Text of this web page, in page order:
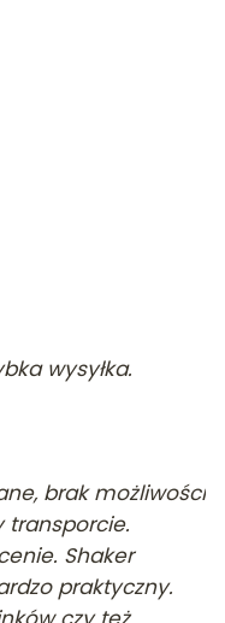
wysyłka.
brak możliwości
transporcie.
Shaker
praktyczny.